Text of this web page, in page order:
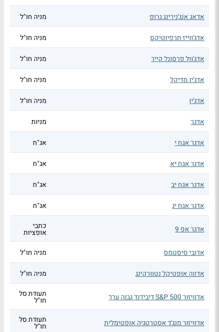
אדאג אנג'נירינג גרופ מניה חו"ל
אדג'ווייז תרפיוטיקס מניה חו"ל
אדג'וול פרסונל קייר מניה חו"ל
אדג'יו מדיקל מניה חו"ל
אדג'ין מניה חו"ל
אדגר מניות
אדגר אגח י אג"ח
אדגר אגח יא אג"ח
אדגר אגח יב אג"ח
אדגר אגח יג אג"ח
אדגר אפ 9 כתבי
אופציות
אדובי סיסטמס
מניה חו"ל
אדווה אופטיקל נטוורקינג מניה חו"ל
אדוויזור S&P 500 דיבידנד גבוה ערך תעודת סל
חו"ל
אדוויזור מנג'ד אסטרטגיה אופטימלית תעודת סל
חו"ל